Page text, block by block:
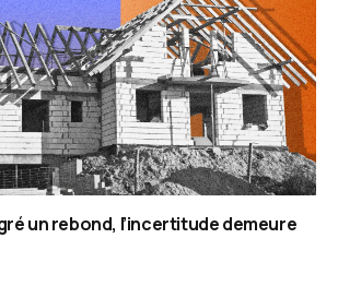
un rebond, l’incertitude demeure